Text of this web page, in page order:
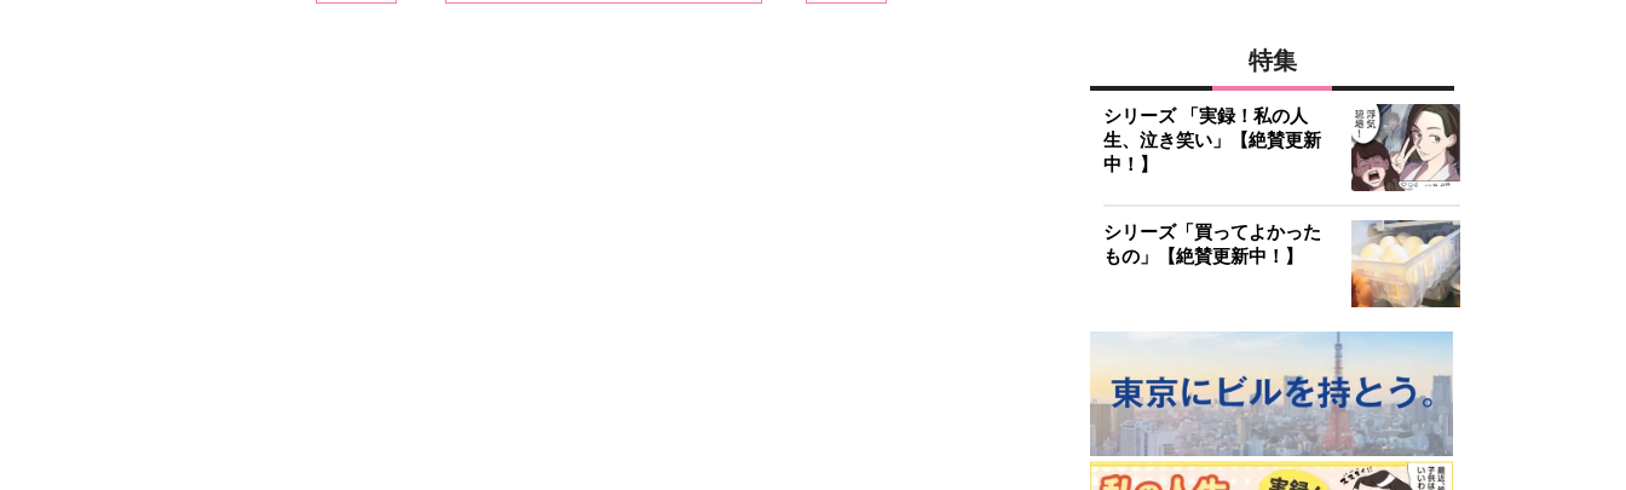
特集
シリーズ 「実録！私の人
生、泣き笑い」【絶賛更新
中！】
シリーズ「買ってよかった
もの」【絶賛更新中！】